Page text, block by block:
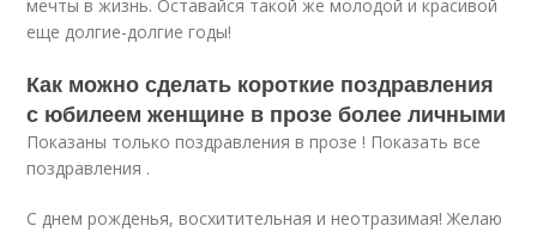
мечты в жизнь. Оставайся такой же молодой и красивой
еще долгие-долгие годы!
Как можно сделать короткие поздравления
с юбилеем женщине в прозе более личными
Показаны только поздравления в прозе ! Показать все
поздравления .
С днем рожденья, восхитительная и неотразимая! Желаю